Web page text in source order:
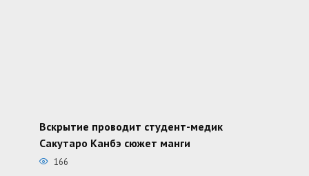
Вскрытие проводит студент-медик
Сакутаро Канбэ сюжет манги
166